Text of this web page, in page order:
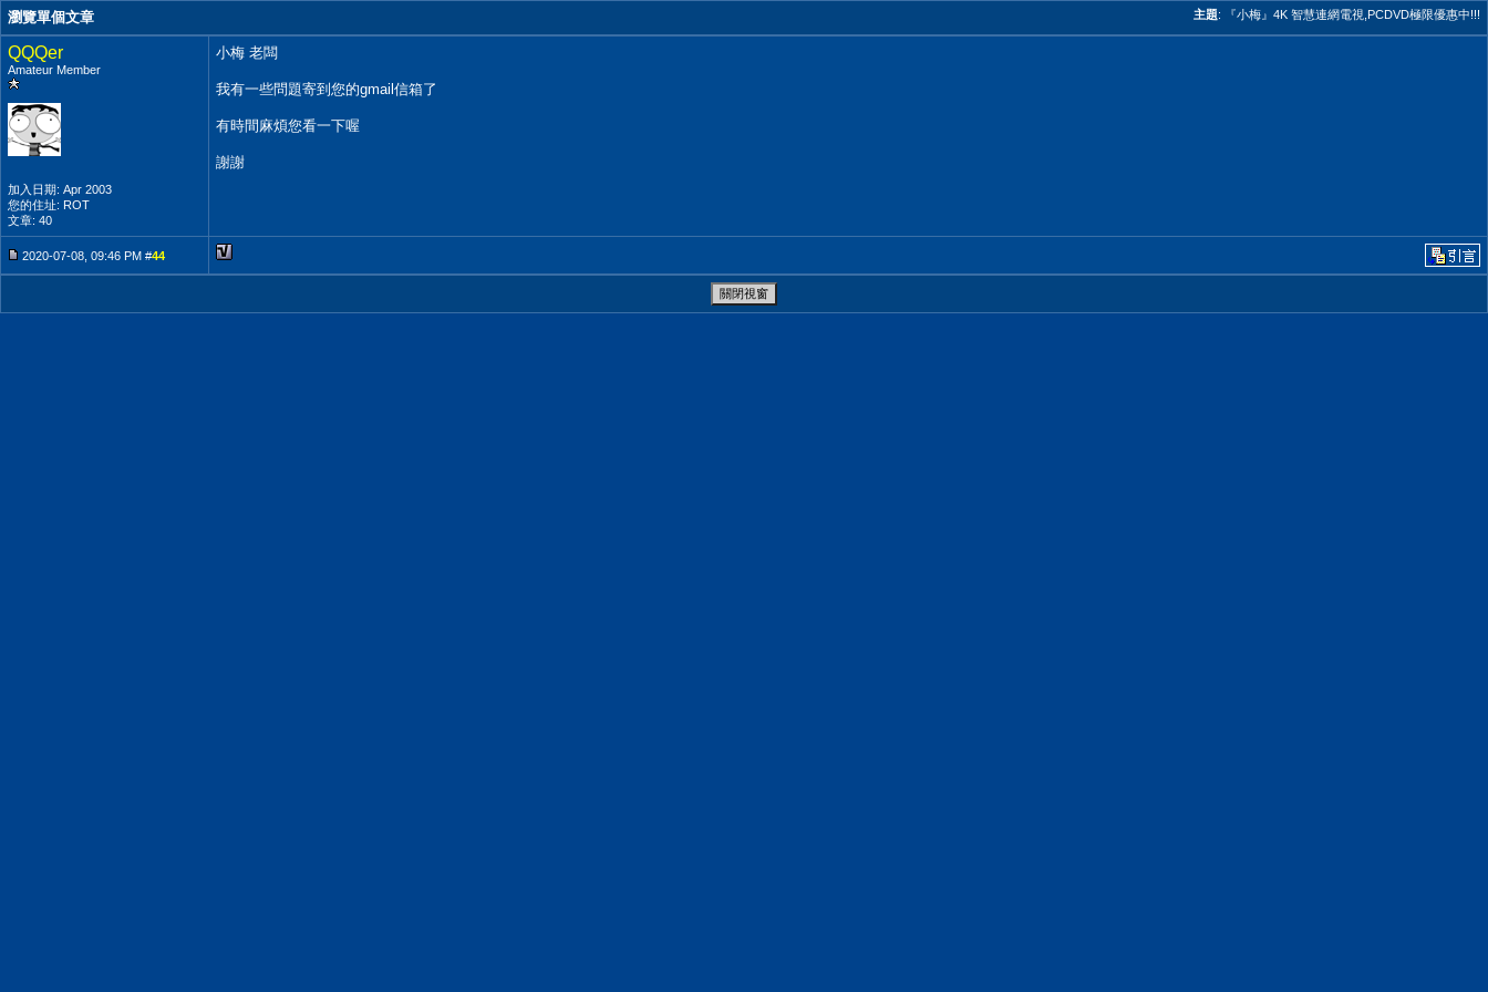
主題: 『小梅』4K 智慧連網電視,PCDVD極限優惠中!!!
瀏覽單個文章
QQQer
Amateur Member
加入日期: Apr 2003
您的住址: ROT
文章: 40
小梅 老闆
我有一些問題寄到您的gmail信箱了
有時間麻煩您看一下喔
謝謝
2020-07-08, 09:46 PM #44